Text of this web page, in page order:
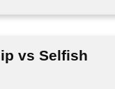
vs Selfish